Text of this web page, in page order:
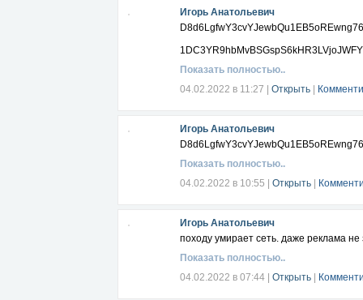
Игорь Анатольевич
Показать полностью..
04.02.2022 в 11:27
Открыть
Игорь Анатольевич
Показать полностью..
04.02.2022 в 10:55
Открыть
Игорь Анатольевич
походу умирает сеть. даже реклама не
Показать полностью..
04.02.2022 в 07:44
Открыть